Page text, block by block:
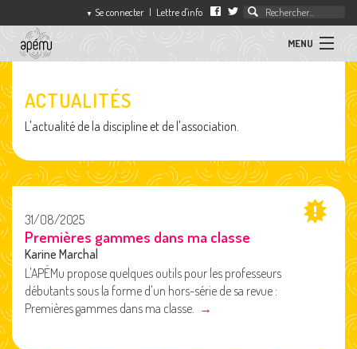
▼ Se connecter | Lettre d'info
association
des
professeurs
d'éducation
musicale
MENU
ARTICLES
SÉQUENCES
L'APEMU
CONTACT
ACTUALITÉS
L'actualité de la discipline et de l'association.
31/08/2025
Premières gammes dans ma classe
Karine Marchal
L'APÉMu propose quelques outils pour les professeurs
débutants sous la forme d'un hors-série de sa revue :
Premières gammes dans ma classe. →